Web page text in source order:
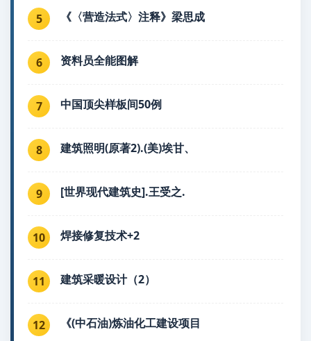
5 《〈营造法式〉注释》梁思成
6 资料员全能图解
7 中国顶尖样板间50例
8 建筑照明(原著2).(美)埃甘、
9 [世界现代建筑史].王受之.
10 焊接修复技术+2
11 建筑采暖设计（2）
12 《(中石油)炼油化工建设项目